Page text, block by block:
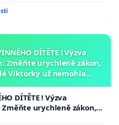
DÍTĚTE ! Výzva
Změňte urychleně zákon,
Viktorky už nemohla
DÍTĚTE ! Výzva
urychleně zákon,
už nemohla opakovat!